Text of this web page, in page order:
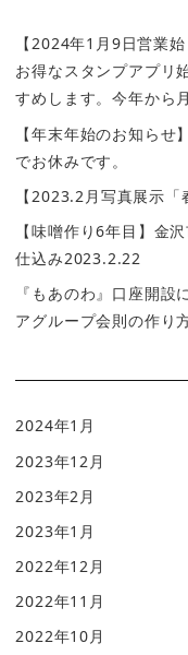
【2024年1月9日営業
お得なスタンプアプリ
すめします。今年から
【年末年始のお知ら
でお休みです。
【2023.2月写真展示「
【味噌作り6年目】金
仕込み2023.2.22
『もあのわ』口座開設
アグループ会則の作り
2024年1月
2023年12月
2023年2月
2023年1月
2022年12月
2022年11月
2022年10月